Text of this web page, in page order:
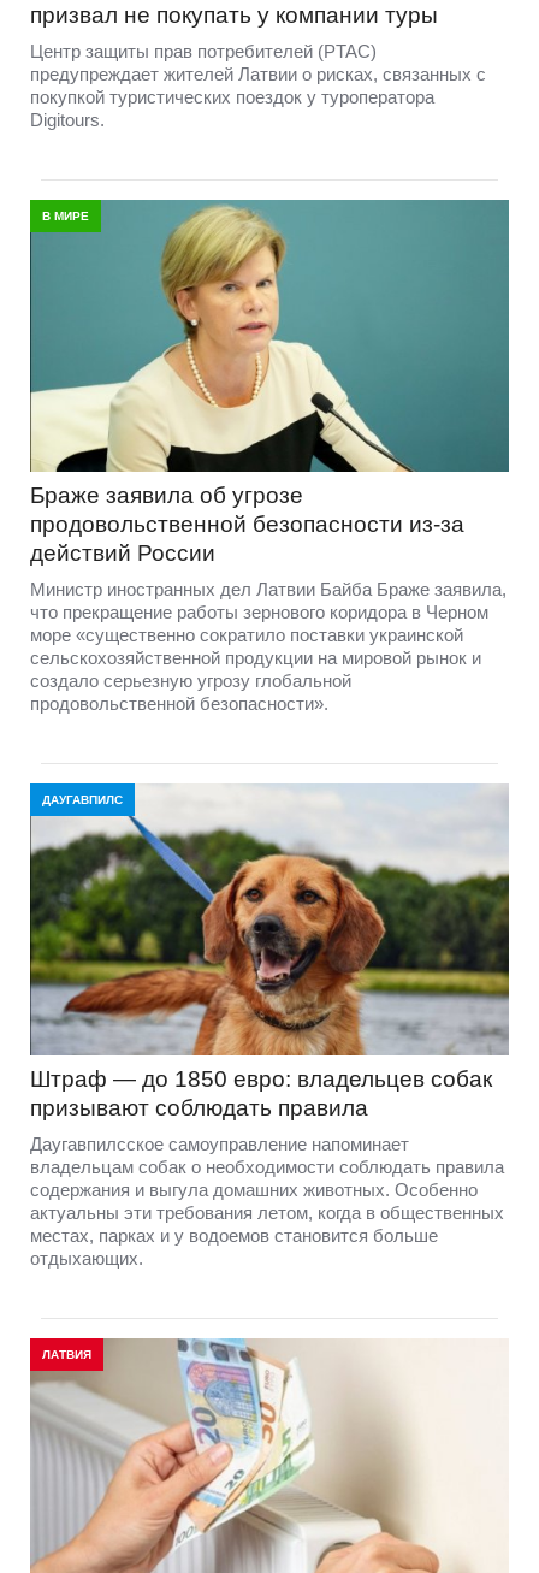
призвал не покупать у компании туры
Центр защиты прав потребителей (PTAC)
предупреждает жителей Латвии о рисках, связанных с
покупкой туристических поездок у туроператора
Digitours.
В МИРЕ
Браже заявила об угрозе
продовольственной безопасности из-за
действий России
Министр иностранных дел Латвии Байба Браже заявила,
что прекращение работы зернового коридора в Черном
море «существенно сократило поставки украинской
сельскохозяйственной продукции на мировой рынок и
создало серьезную угрозу глобальной
продовольственной безопасности».
ДАУГАВПИЛС
Штраф — до 1850 евро: владельцев собак
призывают соблюдать правила
Даугавпилсское самоуправление напоминает
владельцам собак о необходимости соблюдать правила
содержания и выгула домашних животных. Особенно
актуальны эти требования летом, когда в общественных
местах, парках и у водоемов становится больше
отдыхающих.
ЛАТВИЯ